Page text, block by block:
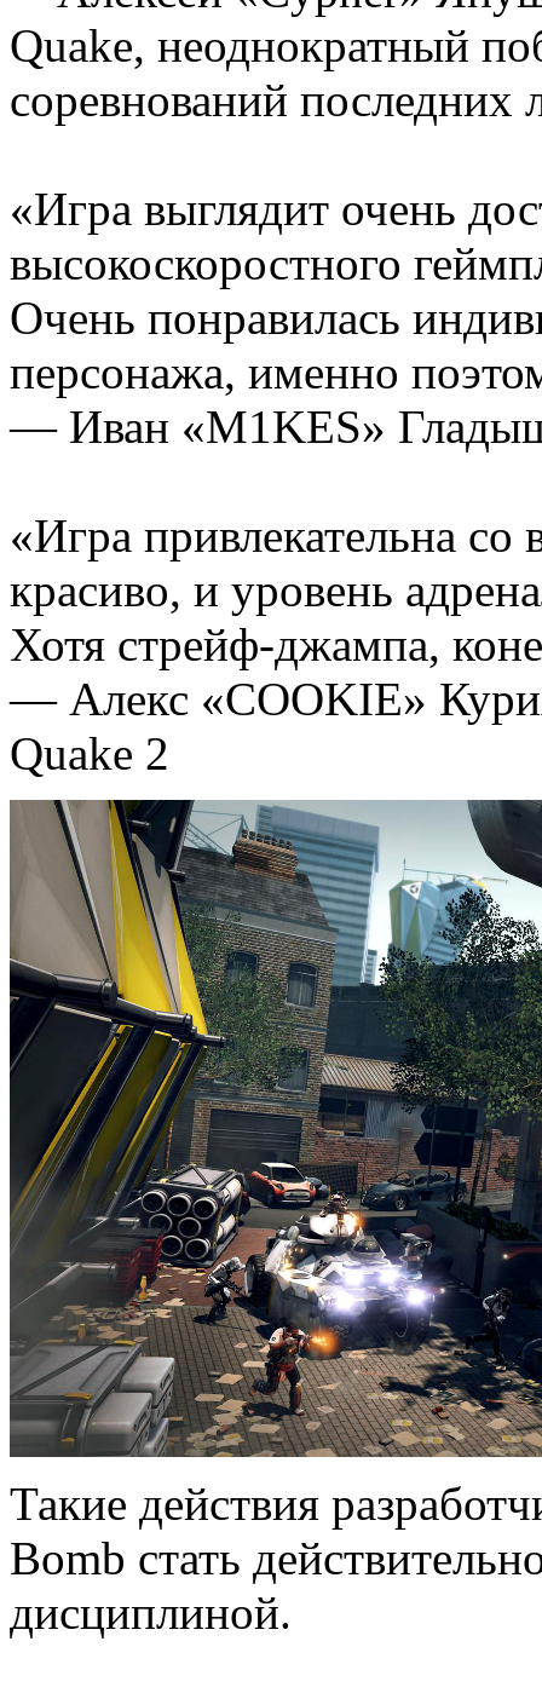
Quake, неоднократный
соревнований последних
«Игра выглядит очень
высокоскоростного
Очень понравилась
персонажа, именно
— Иван «M1KES»
«Игра привлекательна
красиво, и уровень
Хотя стрейф-джампа,
— Алекс «COOKIE»
Quake 2
Такие действия
Bomb стать
дисциплиной.